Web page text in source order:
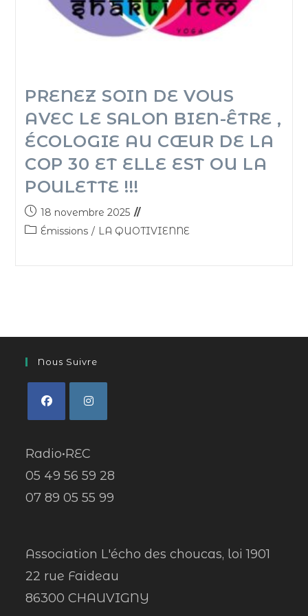
PRENEZ SOIN DE VOUS
AVEC LE SALON BIEN-ÊTRE ,
ÉCOLOGIE AU CŒUR DE LA
COP 30 ET ELLE EST OU LA
POULETTE !!!
18 novembre 2025
Émissions / LA QUOTIVIENNE
Nous Suivre
Radio•REC
05 49 56 59 28
07 89 05 55 99
Association L'écho des choucas, loi 1901
22 rue Faideau
86300 CHAUVIGNY